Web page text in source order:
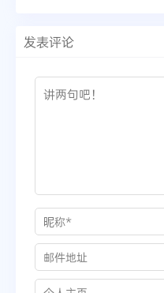
发表评论